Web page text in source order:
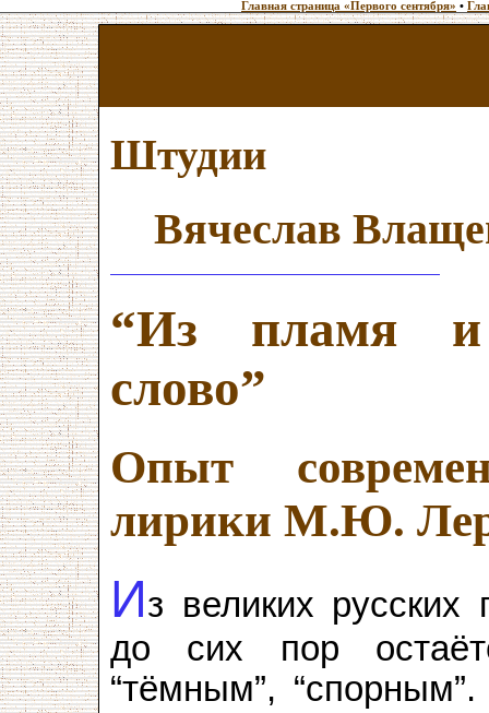
Главная страница «Первого сентября» •
Штудии
Вячеслав
“Из пламя и
слово”
Опыт
лирики М.Ю.
Из великих
до сих пор
“тёмным”,